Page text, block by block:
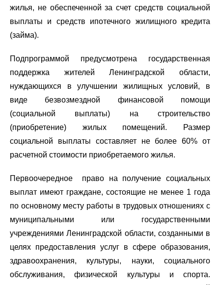
жилья, не обеспеченной за счет средств социальной
выплаты и средств ипотечного жилищного кредита
(займа).
Подпрограммой предусмотрена государственная
поддержка жителей Ленинградской области,
нуждающихся в улучшении жилищных условий, в
виде безвозмездной финансовой помощи
(социальной выплаты) на строительство
(приобретение) жилых помещений. Размер
социальной выплаты составляет не более 60% от
расчетной стоимости приобретаемого жилья.
Первоочередное право на получение социальных
выплат имеют граждане, состоящие не менее 1 года
по основному месту работы в трудовых отношениях с
муниципальными или государственными
учреждениями Ленинградской области, созданными в
целях предоставления услуг в сфере образования,
здравоохранения, культуры, науки, социального
обслуживания, физической культуры и спорта.